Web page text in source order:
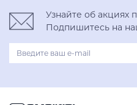
Узнайте об акциях
Подпишитесь на